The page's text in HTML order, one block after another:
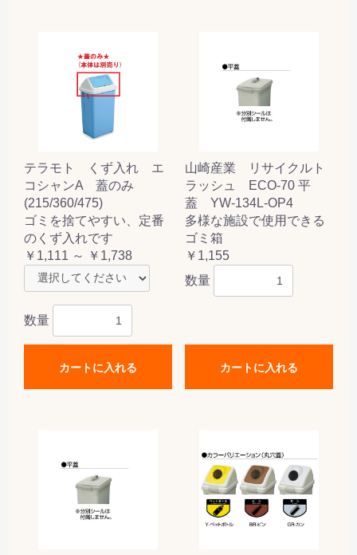
テラモト くず入れ エ
コシャンA 蓋のみ
(215/360/475)
ゴミを捨てやすい、定番
のくず入れです
￥1,111 ～ ￥1,738
数量
カートに入れる
山崎産業 リサイクルト
ラッシュ ECO-70 平
蓋 YW-134L-OP4
多様な施設で使用できる
ゴミ箱
￥1,155
数量
カートに入れる